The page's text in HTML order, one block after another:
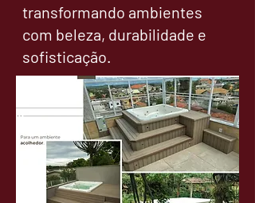
transformando ambientes
com beleza, durabilidade e
sofisticação.